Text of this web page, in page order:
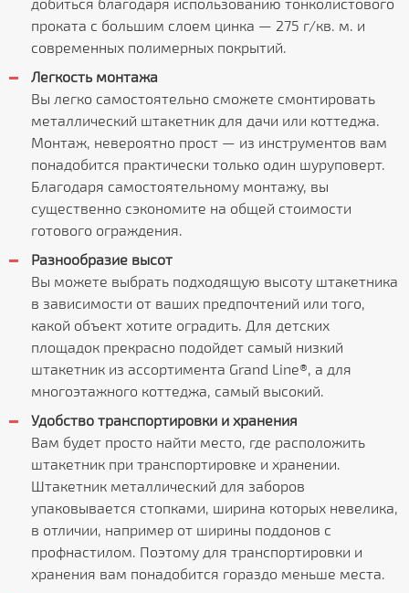
проката с большим слоем цинка — 275 г/кв. м. и
современных полимерных покрытий.
Легкость монтажа
Вы легко самостоятельно сможете смонтировать
металлический штакетник для дачи или коттеджа.
Монтаж, невероятно прост — из инструментов вам
понадобится практически только один шуруповерт.
Благодаря самостоятельному монтажу, вы
существенно сэкономите на общей стоимости
готового ограждения.
Разнообразие высот
Вы можете выбрать подходящую высоту штакетника
в зависимости от ваших предпочтений или того,
какой объект хотите оградить. Для детских
площадок прекрасно подойдет самый низкий
штакетник из ассортимента Grand Line®, а для
многоэтажного коттеджа, самый высокий.
Удобство транспортировки и хранения
Вам будет просто найти место, где расположить
штакетник при транспортировке и хранении.
Штакетник металлический для заборов
упаковывается стопками, ширина которых невелика,
в отличии, например от ширины поддонов с
профнастилом. Поэтому для транспортировки и
хранения вам понадобится гораздо меньше места.